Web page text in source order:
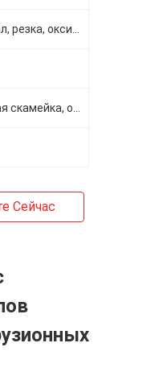
Сейчас